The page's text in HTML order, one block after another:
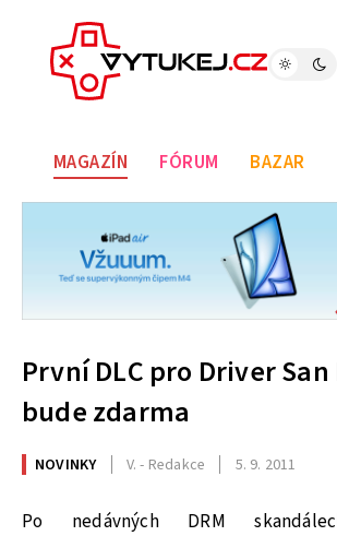
MAGAZÍN FÓRUM BAZAR
První DLC pro Driver
bude zdarma
NOVINKY V. - Redakce 5. 9. 2011
Po nedávných DRM